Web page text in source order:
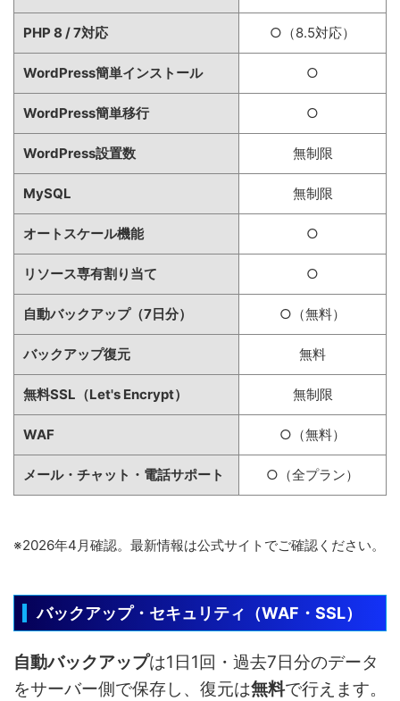
PHP 8 / 7対応 ○（8.5対応）
WordPress簡単インストール ○
WordPress簡単移行 ○
WordPress設置数 無制限
MySQL 無制限
オートスケール機能 ○
リソース専有割り当て ○
自動バックアップ（7日分） ○（無料）
バックアップ復元 無料
無料SSL（Let's Encrypt） 無制限
WAF ○（無料）
メール・チャット・電話サポート ○（全プラン）
※2026年4月確認。最新情報は公式サイトでご確認ください。
バックアップ・セキュリティ（WAF・SSL）
自動バックアップは1日1回・過去7日分のデータ
をサーバー側で保存し、復元は無料で行えます。